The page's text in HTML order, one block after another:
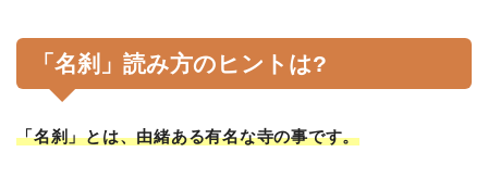
「名刹」読み方のヒントは?
「名刹」とは、由緒ある有名な寺の事です。